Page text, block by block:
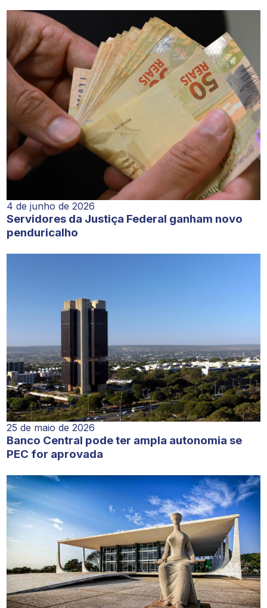
4 de junho de 2026
Servidores da Justiça Federal ganham novo
penduricalho
25 de maio de 2026
Banco Central pode ter ampla autonomia se
PEC for aprovada